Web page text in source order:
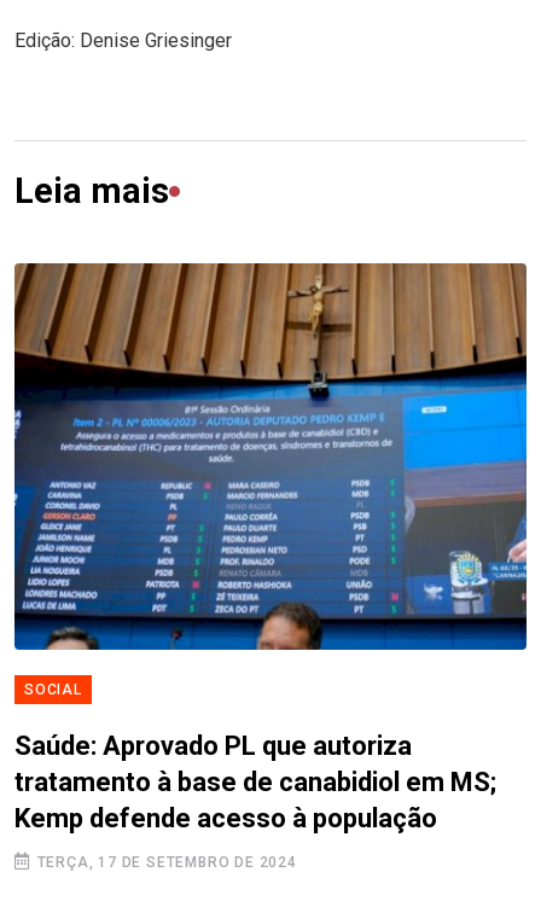
Edição: Denise Griesinger
Leia mais
SOCIAL
Saúde: Aprovado PL que autoriza
tratamento à base de canabidiol em MS;
Kemp defende acesso à população
TERÇA, 17 DE SETEMBRO DE 2024